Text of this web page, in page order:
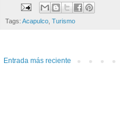
Tags: Acapulco Turismo
Entrada más reciente